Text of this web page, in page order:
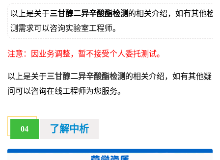
以上是关于三甘醇二异辛酸酯检测 的相关介绍，如有其他检
测需求可以咨询实验室工程师。
注意：因业务调整，暂不接受个人委托测试。
以上是关于三甘醇二异辛酸酯检测 的相关介绍，如有其他疑
问可以咨询在线工程师为您服务。
04 了解中析